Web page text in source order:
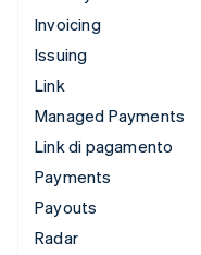
Invoicing
Issuing
Link
Managed Payments
Link di pagamento
Payments
Payouts
Radar